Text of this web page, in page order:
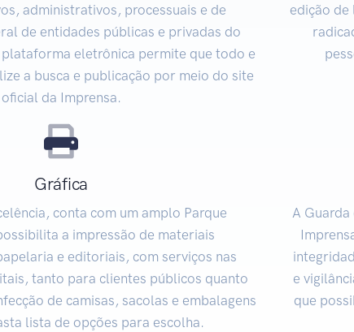
administrativos, processuais e de
de entidades públicas e privadas do
eletrônica permite que todo e
a busca e publicação por meio do site
oficial da Imprensa.
edição de
Gráfica
conta com um amplo Parque
a impressão de materiais
e editoriais, com serviços nas
tanto para clientes públicos quanto
de camisas, sacolas e embalagens
lista de opções para escolha.
A Guarda
e
que